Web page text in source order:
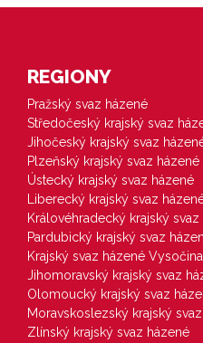
REGIONY
Pražský svaz házené
Středočeský krajský svaz
Jihočeský krajský svaz
Plzeňský krajský svaz házené
Ústecký krajský svaz házené
Liberecký krajský svaz
Královéhradecký krajský svaz
Pardubický krajský svaz
Krajský svaz házené Vysočina
Jihomoravský krajský svaz
Olomoucký krajský svaz
Moravskoslezský krajský
Zlínský krajský svaz házené